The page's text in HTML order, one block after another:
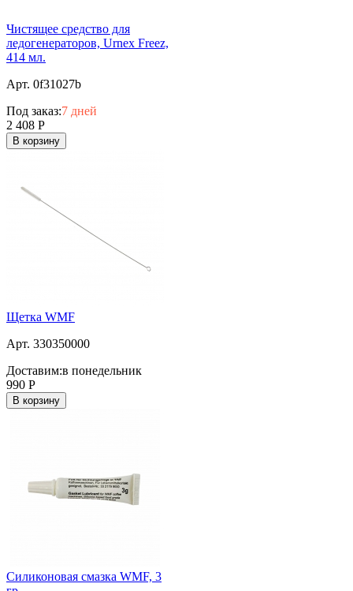
Чистящее средство для
ледогенераторов, Urnex Freez,
414 мл.
Арт. 0f31027b
Под заказ:7 дней
2 408 Р
В корзину
Щетка WMF
Арт. 330350000
Доставим:в понедельник
990 Р
В корзину
Силиконовая смазка WMF, 3